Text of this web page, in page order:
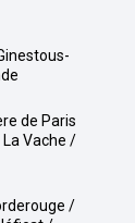
Vache /